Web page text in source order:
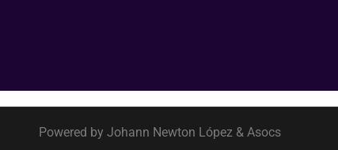
Powered by Johann Newton López & Asocs